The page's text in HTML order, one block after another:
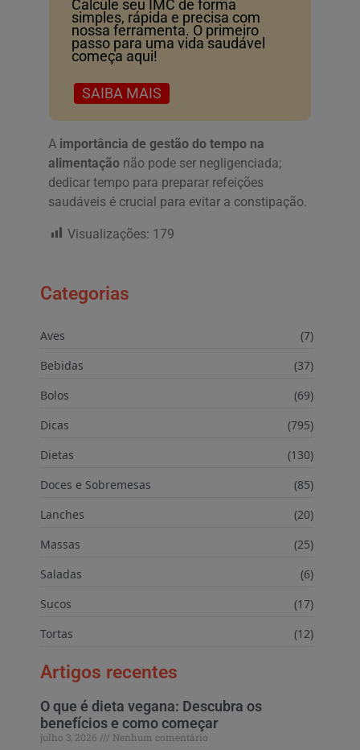
Calcule seu IMC de forma
simples, rápida e precisa com
nossa ferramenta. O primeiro
passo para uma vida saudável
começa aqui!
SAIBA MAIS
A importância de gestão do tempo na
alimentação não pode ser negligenciada;
dedicar tempo para preparar refeições
saudáveis é crucial para evitar a constipação.
Visualizações: 179
Categorias
Aves
(7)
Bebidas
(37)
Bolos
(69)
Dicas
(795)
Dietas
(130)
Doces e Sobremesas
(85)
Lanches
(20)
Massas
(25)
Saladas
(6)
Sucos
(17)
Tortas
(12)
Artigos recentes
O que é dieta vegana: Descubra os
benefícios e como começar
julho 3, 2026 Nenhum comentário